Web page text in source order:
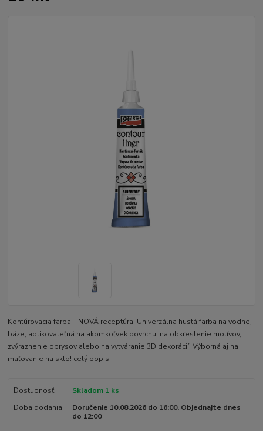
Kontúrovacia farba – NOVÁ receptúra! Univerzálna hustá farba na vodnej
báze, aplikovateľná na akomkoľvek povrchu, na obkreslenie motívov,
zvýraznenie obrysov alebo na vytváranie 3D dekorácií. Výborná aj na
maľovanie na sklo! celý popis
Dostupnosť
Skladom 1 ks
Doba dodania
Doručenie 10.08.2026 do 16:00. Objednajte dnes
do 12:00